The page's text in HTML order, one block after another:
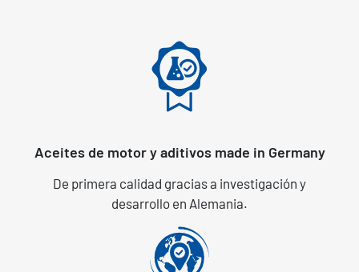
Aceites de motor y aditivos made in Germany
De primera calidad gracias a investigación y
desarrollo en Alemania.